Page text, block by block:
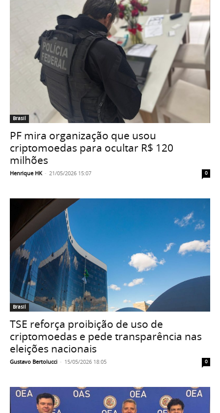
Brasil
PF mira organização que usou
criptomoedas para ocultar R$ 120
milhões
Henrique HK - 21/05/2026 15:07 0
Brasil
TSE reforça proibição de uso de
criptomoedas e pede transparência nas
eleições nacionais
Gustavo Bertolucci - 15/05/2026 18:05 0